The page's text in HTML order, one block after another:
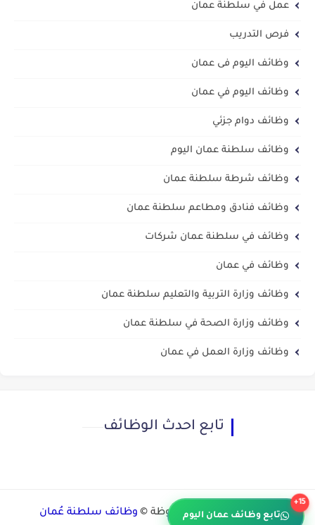
عمل في سلطنة عمان
فرص التدريب
وظائف اليوم فى عمان
وظائف اليوم في عمان
وظائف دوام جزئي
وظائف سلطنة عمان اليوم
وظائف شرطة سلطنة عمان
وظائف فنادق ومطاعم سلطنة عمان
وظائف في سلطنة عمان شركات
وظائف في عمان
وظائف وزارة التربية والتعليم سلطنة عمان
وظائف وزارة الصحة في سلطنة عمان
وظائف وزارة العمل في عمان
تابع احدث الوظائف
تابع وظائف عمان اليوم
15+
جميع الحقوق محفوظة © وظائف سلطنة عُمان